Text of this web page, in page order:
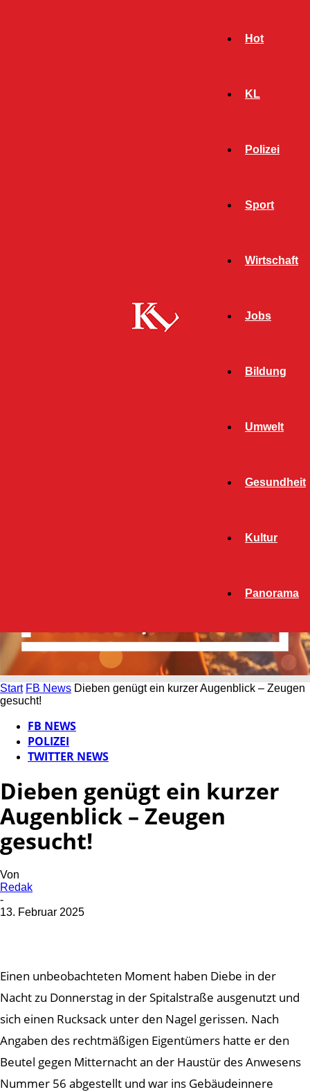
Hot
KL
Polizei
Sport
Wirtschaft
Jobs
Bildung
Umwelt
Gesundheit
Kultur
Panorama
Start FB News Dieben genügt ein kurzer Augenblick – Zeugen
gesucht!
FB NEWS
POLIZEI
TWITTER NEWS
Dieben genügt ein kurzer
Augenblick – Zeugen
gesucht!
Von
Redak
-
13. Februar 2025
Einen unbeobachteten Moment haben Diebe in der
Nacht zu Donnerstag in der Spitalstraße ausgenutzt und
sich einen Rucksack unter den Nagel gerissen. Nach
Angaben des rechtmäßigen Eigentümers hatte er den
Beutel gegen Mitternacht an der Haustür des Anwesens
Nummer 56 abgestellt und war ins Gebäudeinnere